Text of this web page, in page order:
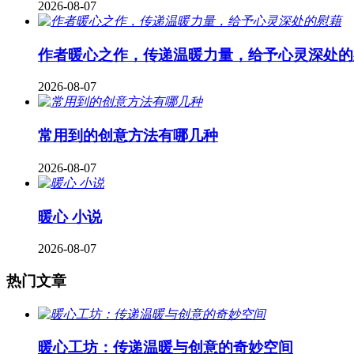
2026-08-07
作者暖心之作，传递温暖力量，给予心灵深处
2026-08-07
常用到的创意方法有哪几种
2026-08-07
暖心 小说
2026-08-07
热门文章
暖心工坊：传递温暖与创意的奇妙空间